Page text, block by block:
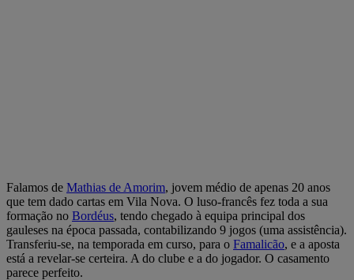
Falamos de Mathias de Amorim, jovem médio de apenas 20 anos
que tem dado cartas em Vila Nova. O luso-francês fez toda a sua
formação no Bordéus, tendo chegado à equipa principal dos
gauleses na época passada, contabilizando 9 jogos (uma assistência).
Transferiu-se, na temporada em curso, para o Famalicão, e a aposta
está a revelar-se certeira. A do clube e a do jogador. O casamento
parece perfeito.